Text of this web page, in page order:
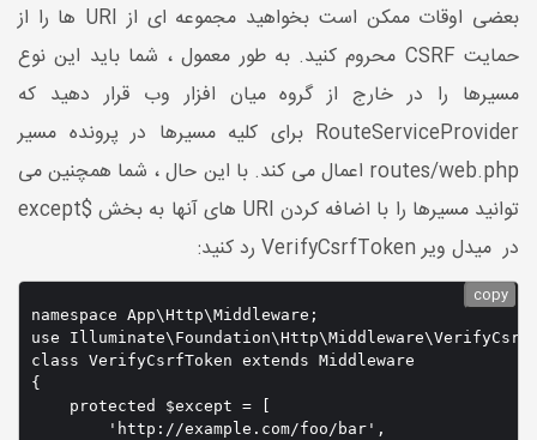
بعضی اوقات ممکن است بخواهید مجموعه ای از URI ها را از
حمایت CSRF محروم کنید. به طور معمول ، شما باید این نوع
مسیرها را در خارج از گروه میان افزار وب قرار دهید که
RouteServiceProvider برای کلیه مسیرها در پرونده مسیر
routes/web.php اعمال می کند. با این حال ، شما همچنین می
توانید مسیرها را با اضافه کردن URI های آنها به بخش $except
در میدل ویر VerifyCsrfToken رد کنید:
namespace App\Http\Middleware;
use
class VerifyCsrfToken extends Middleware
{
protected $except = [
'http://example.com/foo/bar',
copy